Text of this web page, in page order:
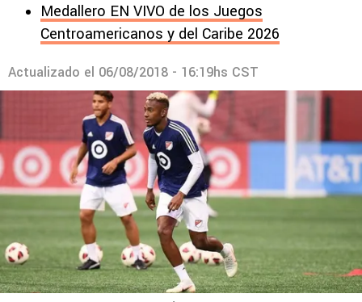
Medallero EN VIVO de los Juegos
Centroamericanos y del Caribe 2026
Actualizado el 06/08/2018 - 16:19hs CST